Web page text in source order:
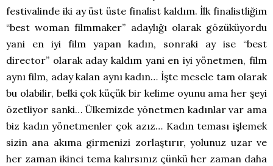
festivalinde iki ay üst üste finalist kaldım. İlk finalistliğim
“best woman filmmaker” adaylığı olarak gözüküyordu
yani en iyi film yapan kadın, sonraki ay ise “best
director” olarak aday kaldım yani en iyi yönetmen, film
aynı film, aday kalan aynı kadın… İşte mesele tam olarak
bu olabilir, belki çok küçük bir kelime oyunu ama her şeyi
özetliyor sanki… Ülkemizde yönetmen kadınlar var ama
biz kadın yönetmenler çok azız… Kadın teması işlemek
sizin ana akıma girmenizi zorlaştırır, yolunuz uzar ve
her zaman ikinci tema kalırsınız çünkü her zaman daha